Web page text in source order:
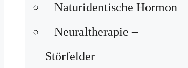
Naturidentische Hormon
Neuraltherapie –
Störfelder